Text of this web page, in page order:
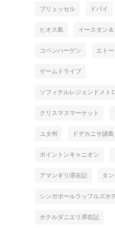
ブリュッセル ドバイ
ヒオス島 イースタン
コペンハーゲン エト
ゲームドライブ
ソフィテルレジェンドメト
クリスマスマーケット
ユタ州 ドデカニサ諸島
ボイントンキャニオン
アマンギリ滞在記 タ
シンガポールラッフルズホ
ホテルダニエリ滞在記